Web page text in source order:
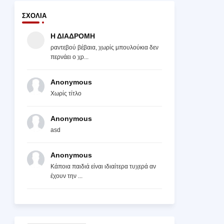
ΣΧΌΛΙΑ
Η ΔΙΑΔΡΟΜΗ
ραντεβού βέβαια, χωρίς μπουλούκια δεν
περνάει ο χρ...
Anonymous
Χωρίς τίτλο
Anonymous
asd
Anonymous
Κάποια παιδιά είναι ιδιαίτερα τυχερά αν
έχουν την ...